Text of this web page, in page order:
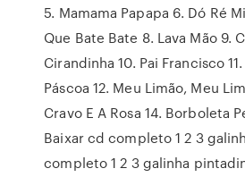
5. Mamama Papapa 6. Dó Ré
Que Bate Bate 8. Lava Mão 9.
Cirandinha 10. Pai Francisco
Páscoa 12. Meu Limão, Meu
Cravo E A Rosa 14. Borboleta
Baixar cd completo 1 2 3
completo 1 2 3 galinha